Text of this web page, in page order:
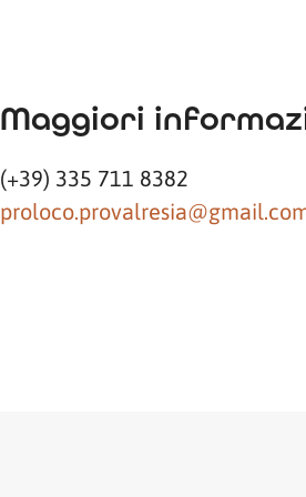
Maggiori
(+39) 335 711 8382